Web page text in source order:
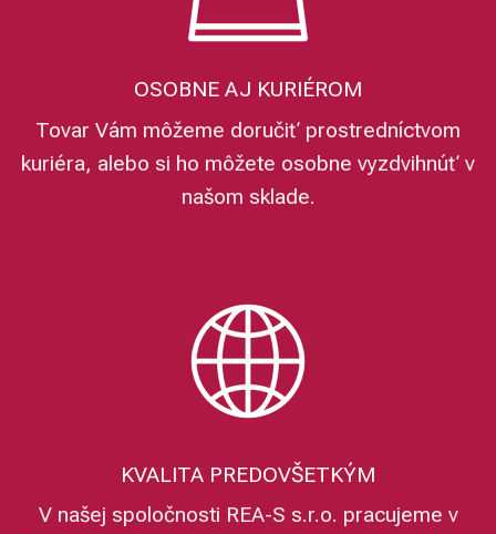
OSOBNE AJ KURIÉROM
Tovar Vám môžeme doručiť prostredníctvom
kuriéra, alebo si ho môžete osobne vyzdvihnúť v
našom sklade.
KVALITA PREDOVŠETKÝM
V našej spoločnosti REA-S s.r.o. pracujeme v